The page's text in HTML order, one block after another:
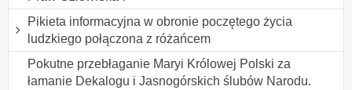
Pikieta informacyjna w obronie poczętego życia
ludzkiego połączona z różańcem
Pokutne przebłaganie Maryi Królowej Polski za
łamanie Dekalogu i Jasnogórskich ślubów Narodu.